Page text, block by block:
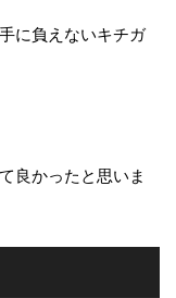
に負えないキチガ
良かったと思いま